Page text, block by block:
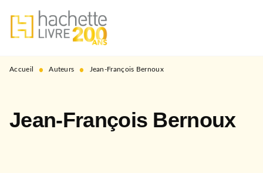
MENU RECHERCHE
PIED DE PAGE
Accueil • Auteurs • Jean-François Bernoux
Jean-François Bernoux